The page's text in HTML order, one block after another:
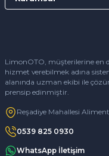
LimonOTO, müşterilerine en
hizmet verebilmek adına
alanında uzman ekibi ile
prensip edinmiştir.
Reşadiye Mahallesi
0539 825 0930
WhatsApp İletişim